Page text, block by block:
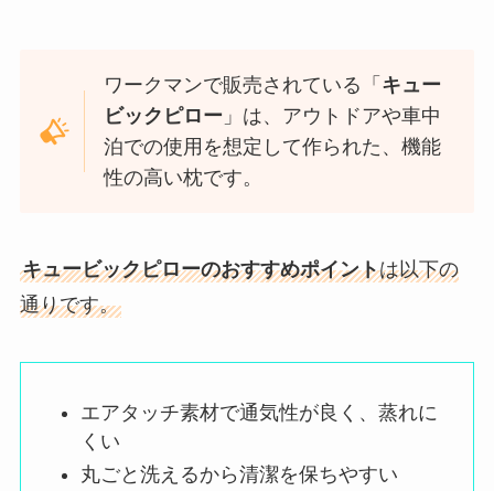
ワークマンで販売されている「 キュー
ビックピロー 」は、アウトドアや車中
泊での使用を想定して作られた、機能
性の高い枕です。
キュービックピローのおすすめポイントは以下の
通りです。
エアタッチ素材で通気性が良く、蒸れに
くい
丸ごと洗えるから清潔を保ちやすい